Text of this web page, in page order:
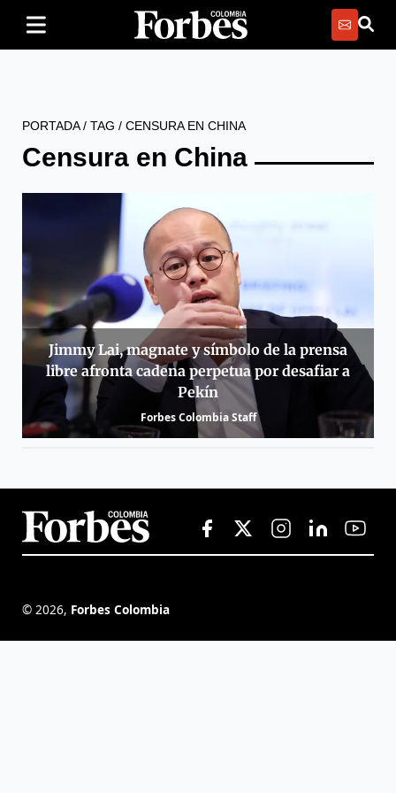
PORTADA/ TAG / CENSURA EN CHINA
Censura en China
Jimmy Lai, magnate y símbolo de la prensa
libre afronta cadena perpetua por desafiar a
Pekín
Forbes Colombia Staff
© 2026, Forbes Colombia